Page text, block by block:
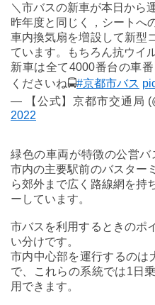
＼市バスの新車が本日から
昨年度と同じく，シートへ
車内換気扇を増設して新型
ています。もちろん抗ウイ
新車は全て4000番台の車
くださいね🚍#京都市バス
— 【公式】京都市交通局
2022
緑色の車両が特徴の公営バ
市内の主要駅前のバスター
ら郊外まで広く路線網を持
ーしています。
市バスを利用するときのポ
い分けです。
市内中心部を運行するのは
で、これらの系統では1日
用できます。